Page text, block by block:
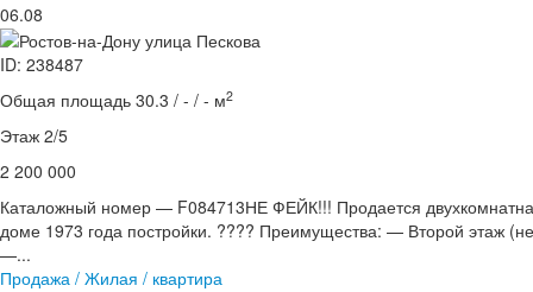
06.08
ID: 238487
Общая площадь 30.3 / - / - м2
Этаж 2/5
2 200 000
Каталожный номер — F084713НЕ ФЕЙК!!! Продается
доме 1973 года постройки. ???? Преимущества: — Второй этаж
—...
Продажа / Жилая / квартира